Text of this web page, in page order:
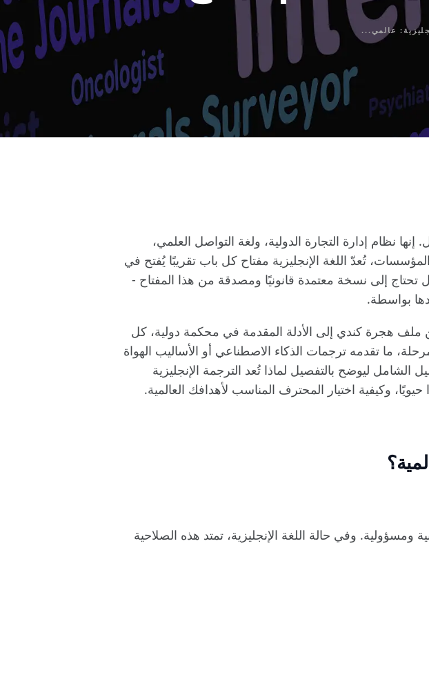
عالمي...
نظام إدارة التجارة الدولية، ولغة التواصل العلمي،
تُعدّ اللغة الإنجليزية مفتاح كل باب تقريبًا يُفتح في
تحتاج إلى نسخة معتمدة قانونيًا ومصدقة من هذا المفتاح -
بواسطة.
ملف هجرة كندي إلى الأدلة المقدمة في محكمة دولية، كل
ما تقدمه ترجمات الذكاء الاصطناعي أو الأساليب الهواة
الشامل ليوضح بالتفصيل لماذا تُعد الترجمة الإنجليزية
وكيفية اختيار المحترف المناسب لأهدافك العالمية.
وفي حالة اللغة الإنجليزية، تمتد هذه الصلاحية